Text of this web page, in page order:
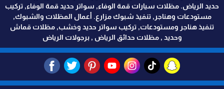
حديد الرياض. مظلات سيارات قمة الوفاء, سواتر حديد قمة الوفاء, تركيب
مستودعات وهناجر, تنفيذ شبوك مزارع. أعمال المظلات والشبوك,
تنفيذ هناجر ومستودعات, تركيب سواتر حديد وخشب, مظلات قماش
وحديد , مظلات حدائق الرياض , برجولات الرياض